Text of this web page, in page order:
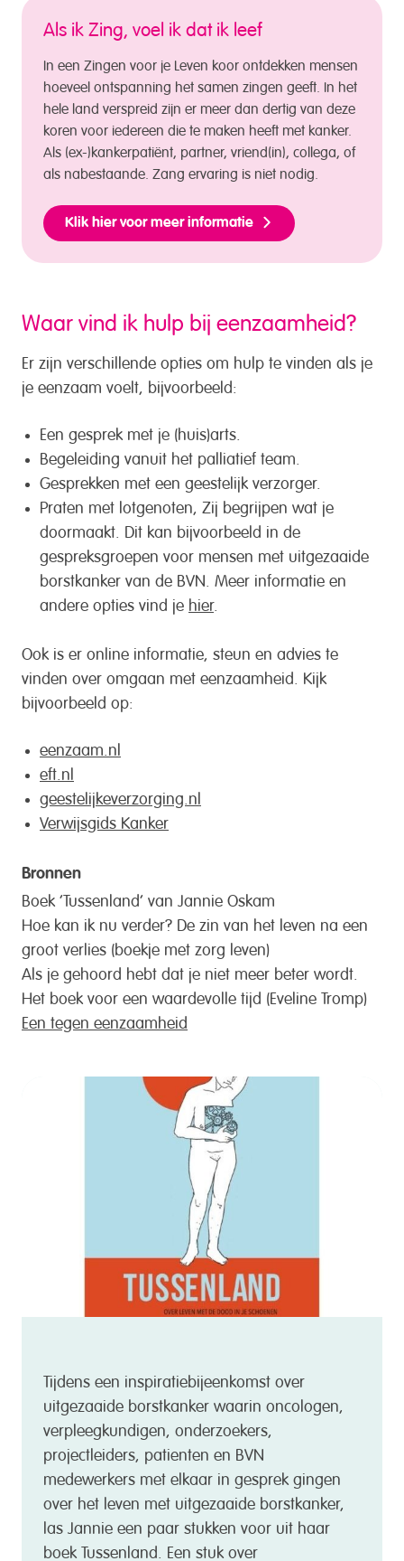
Als ik Zing, voel ik dat ik leef
In een Zingen voor je Leven koor ontdekken mensen
hoeveel ontspanning het samen zingen geeft. In het
hele land verspreid zijn er meer dan dertig van deze
koren voor iedereen die te maken heeft met kanker.
Als (ex-)kankerpatiënt, partner, vriend(in), collega, of
als nabestaande. Zang ervaring is niet nodig.
Klik hier voor meer informatie
Waar vind ik hulp bij eenzaamheid?
Er zijn verschillende opties om hulp te vinden als je
je eenzaam voelt, bijvoorbeeld:
Een gesprek met je (huis)arts.
Begeleiding vanuit het palliatief team.
Gesprekken met een geestelijk verzorger.
Praten met lotgenoten, Zij begrijpen wat je
doormaakt. Dit kan bijvoorbeeld in de
gespreksgroepen voor mensen met uitgezaaide
borstkanker van de BVN. Meer informatie en
andere opties vind je hier.
Ook is er online informatie, steun en advies te
vinden over omgaan met eenzaamheid. Kijk
bijvoorbeeld op:
eenzaam.nl
eft.nl
geestelijkeverzorging.nl
Verwijsgids Kanker
Bronnen
Boek ‘Tussenland’ van Jannie Oskam
Hoe kan ik nu verder? De zin van het leven na een
groot verlies (boekje met zorg leven)
Als je gehoord hebt dat je niet meer beter wordt.
Het boek voor een waardevolle tijd (Eveline Tromp)
Een tegen eenzaamheid
Tijdens een inspiratiebijeenkomst over
uitgezaaide borstkanker waarin oncologen,
verpleegkundigen, onderzoekers,
projectleiders, patienten en BVN
medewerkers met elkaar in gesprek gingen
over het leven met uitgezaaide borstkanker,
las Jannie een paar stukken voor uit haar
boek Tussenland. Een stuk over